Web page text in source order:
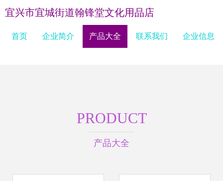
宜兴市宜城街道翰锋堂文化用品店
首页 企业简介 产品大全 联系我们 企业信息
PRODUCT
产品大全